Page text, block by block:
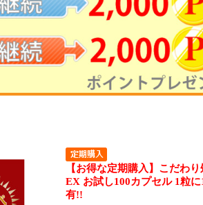
【お得な定期購入】こだわ
EX お試し100カプセル 1粒
有!!